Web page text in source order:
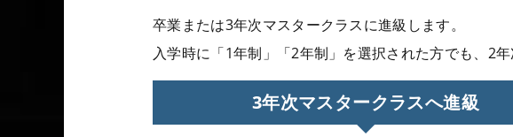
卒業または3年次マスタークラスに進級します。
入学時に「1年制」「2年制」を選択された方でも、2
3年次マスタークラスへ進級